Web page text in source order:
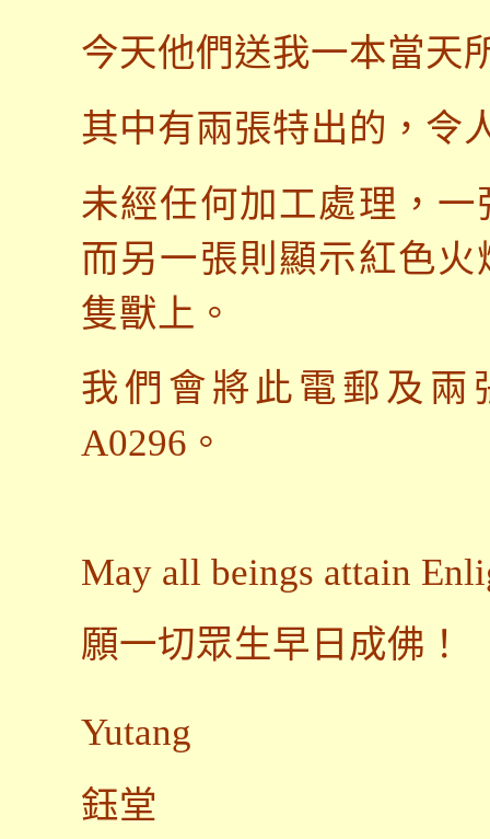
今天他們送我一本當天
其中有兩張特出的，令
未經任何加工處理，
而另一張則顯示紅色
隻獸上。
我們會將此電郵及兩
A0296 。
May all beings attain
願一切眾生早日成佛！
Yutang
鈺堂